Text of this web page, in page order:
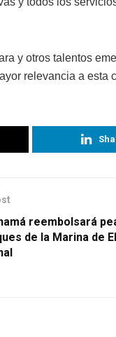
y otros talentos
relevancia a esta
reembolsará
de la Marina de